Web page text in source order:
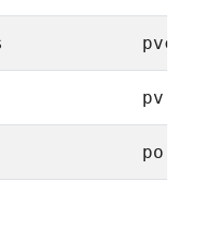
pvc
pv
po